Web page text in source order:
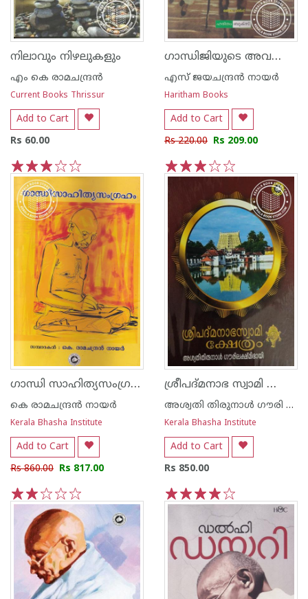
നിലാവും നിഴലുകളും
എം കെ രാമചന്ദ്രന്‍
Current Books Thrissur
Add to Cart
Rs 60.00
5
4
3
2
1
ഗാന്ധിജിയുടെ അവസാന ദിനങ്ങള്‍
എസ്‌ ജയചന്ദ്രന്‍‌ നായര്‍‌
Haritham Books
Add to Cart
Rs 220.00 Rs 209.00
5
4
3
2
1
ഗാന്ധി സാഹിത്യസംഗ്രഹം
കെ രാമചന്ദ്രന്‍ നായര്‍
Kerala Bhasha Institute
Add to Cart
Rs 860.00 Rs 817.00
5
4
3
2
1
ശ്രീപദ്മനാഭ സ്വാമി ക്ഷേത്രം
അശ്വതി തിരുനാള്‍ ഗൗരി ലക്ഷ്മി ഭായി
Kerala Bhasha Institute
Add to Cart
Rs 850.00
5
4
3
2
1